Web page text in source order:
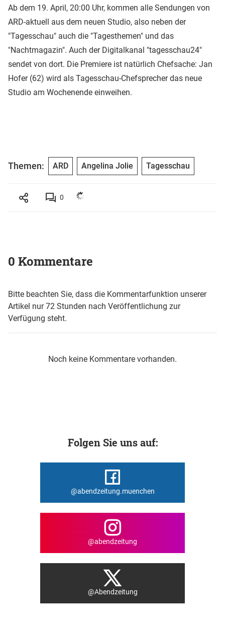
Ab dem 19. April, 20:00 Uhr, kommen alle Sendungen von
ARD-aktuell aus dem neuen Studio, also neben der
"Tagesschau" auch die "Tagesthemen" und das
"Nachtmagazin". Auch der Digitalkanal "tagesschau24"
sendet von dort. Die Premiere ist natürlich Chefsache: Jan
Hofer (62) wird als Tagesschau-Chefsprecher das neue
Studio am Wochenende einweihen.
Themen: ARD Angelina Jolie Tagesschau
0
0 Kommentare
Bitte beachten Sie, dass die Kommentarfunktion unserer
Artikel nur 72 Stunden nach Veröffentlichung zur
Verfügung steht.
Noch keine Kommentare vorhanden.
Folgen Sie uns auf:
@abendzeitung.muenchen
@abendzeitung
@Abendzeitung